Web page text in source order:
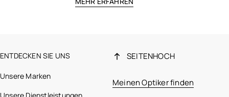
ENTDECKEN SIE UNS
Unsere Marken
SEITENHOCH
Meinen Optiker finden